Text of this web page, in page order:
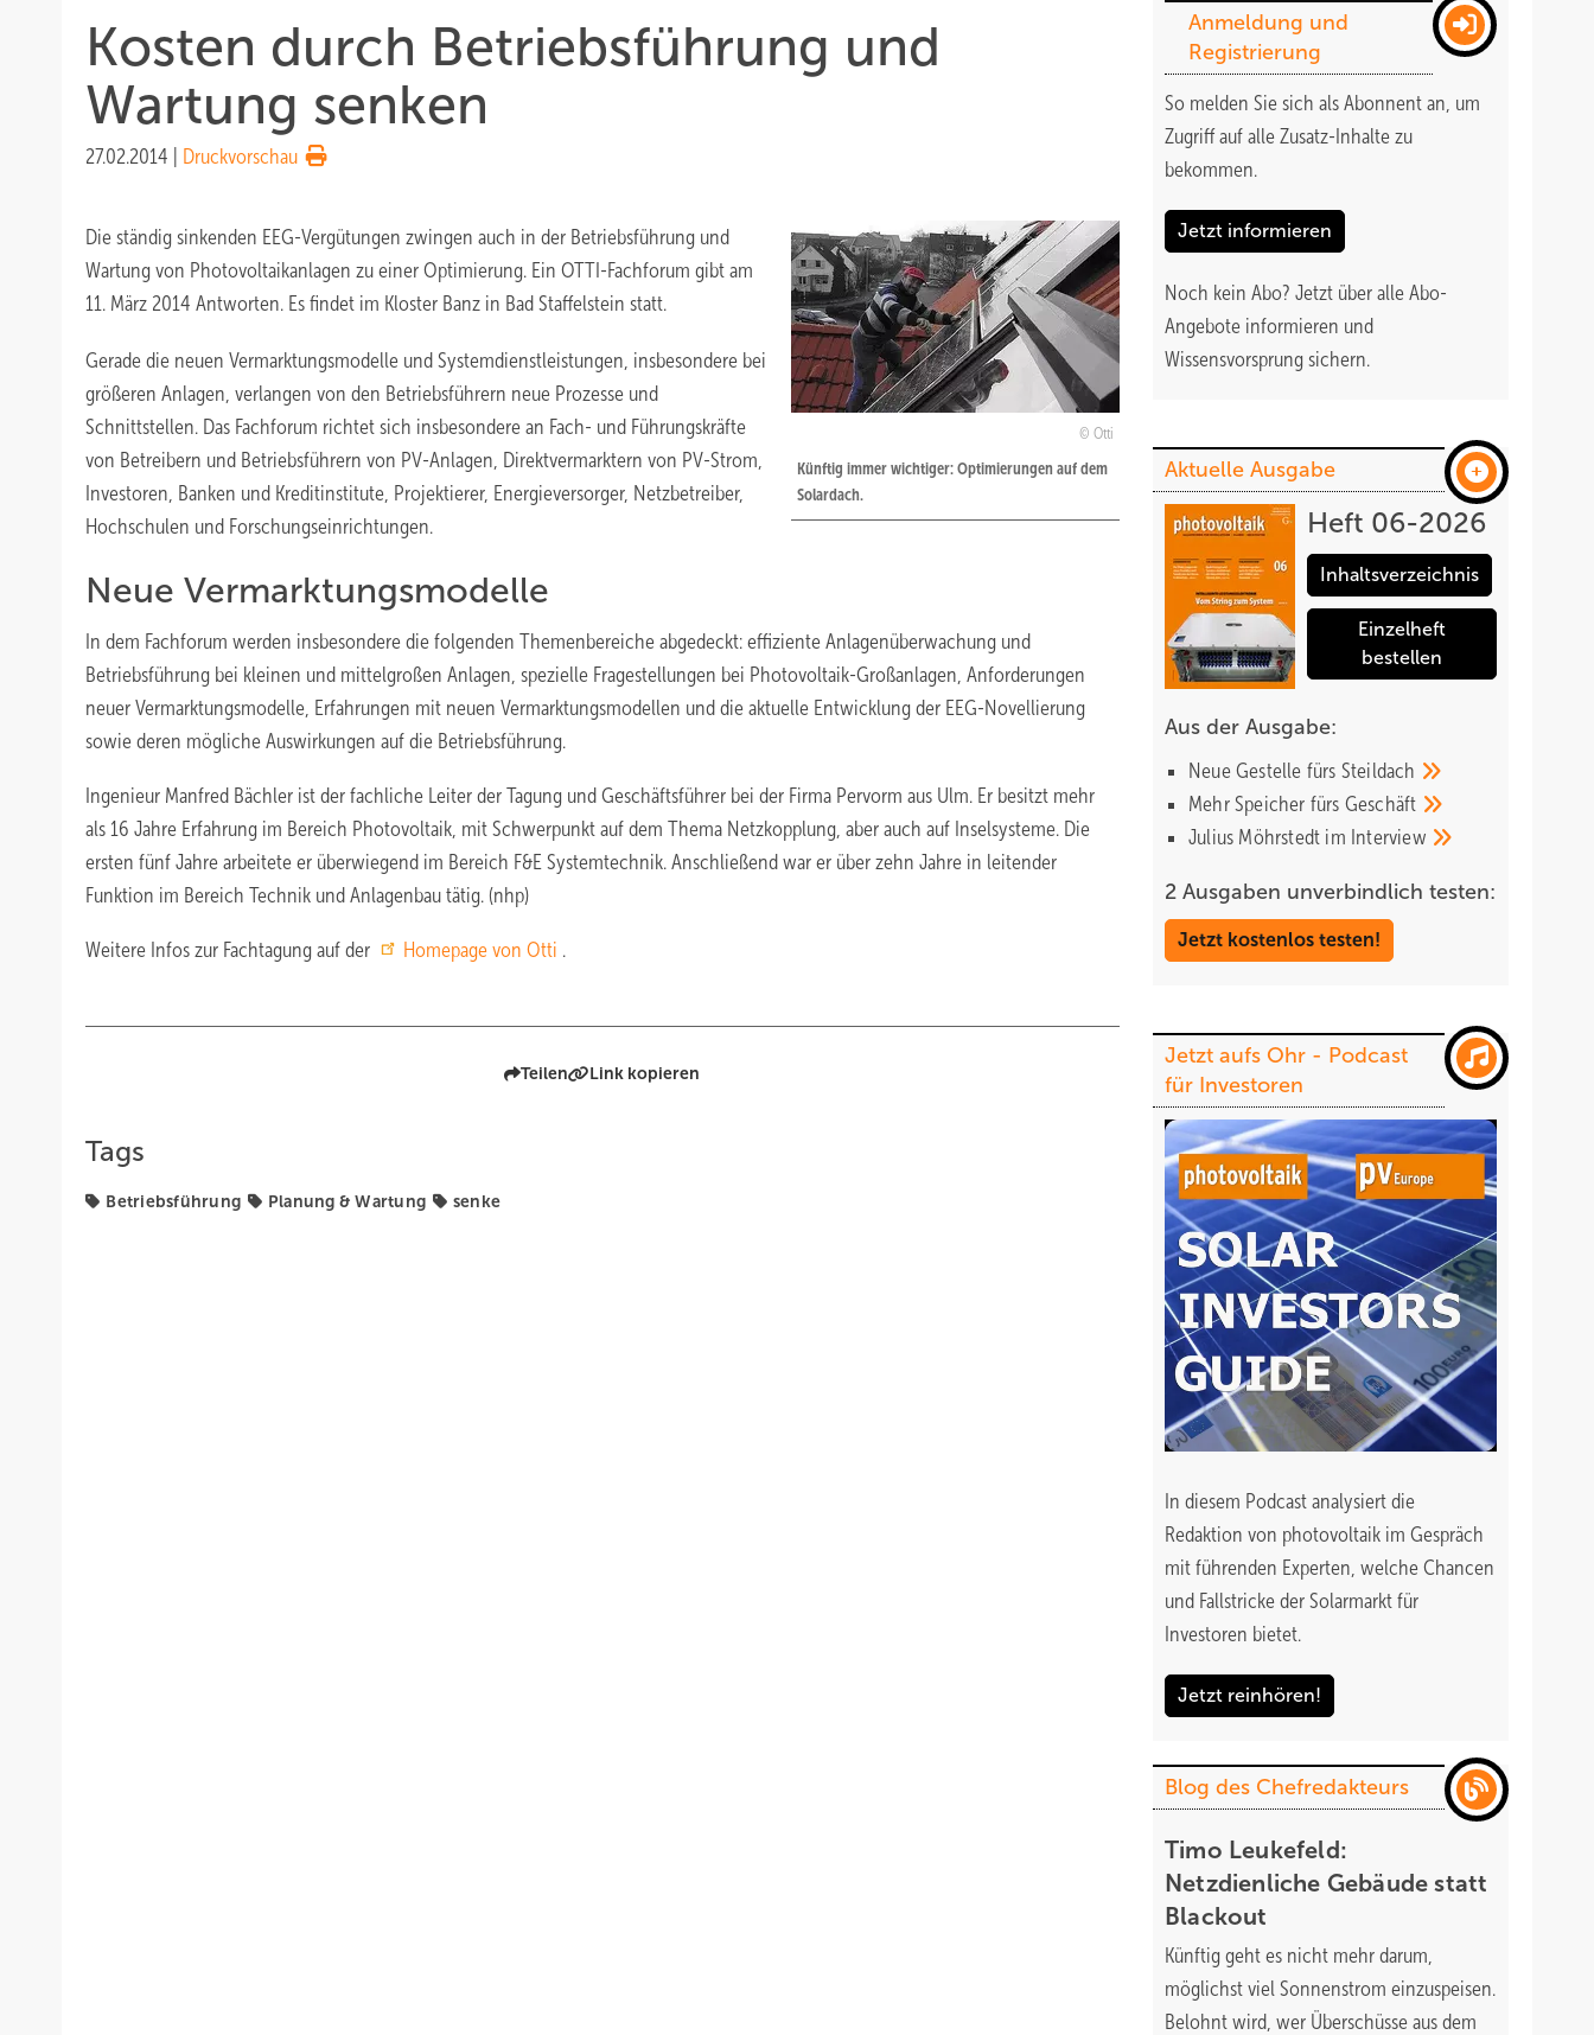
Kosten durch Betriebsführung und
Wartung senken
27.02.2014 Druckvorschau
Otti
Künftig immer wichtiger: Optimierungen auf dem
Solardach.
Die ständig sinkenden EEG-Vergütungen zwingen auch in der Betriebsführung und
Wartung von Photovoltaikanlagen zu einer Optimierung. Ein OTTI-Fachforum gibt am
11. März 2014 Antworten. Es findet im Kloster Banz in Bad Staffelstein statt.
Gerade die neuen Vermarktungsmodelle und Systemdienstleistungen, insbesondere bei
größeren Anlagen, verlangen von den Betriebsführern neue Prozesse und
Schnittstellen. Das Fachforum richtet sich insbesondere an Fach- und Führungskräfte
von Betreibern und Betriebsführern von PV-Anlagen, Direktvermarktern von PV-Strom,
Investoren, Banken und Kreditinstitute, Projektierer, Energieversorger, Netzbetreiber,
Hochschulen und Forschungseinrichtungen.
Neue Vermarktungsmodelle
In dem Fachforum werden insbesondere die folgenden Themenbereiche abgedeckt: effiziente Anlagenüberwachung und
Betriebsführung bei kleinen und mittelgroßen Anlagen, spezielle Fragestellungen bei Photovoltaik-Großanlagen, Anforderungen
neuer Vermarktungsmodelle, Erfahrungen mit neuen Vermarktungsmodellen und die aktuelle Entwicklung der EEG-Novellierung
sowie deren mögliche Auswirkungen auf die Betriebsführung.
Ingenieur Manfred Bächler ist der fachliche Leiter der Tagung und Geschäftsführer bei der Firma Pervorm aus Ulm. Er besitzt mehr
als 16 Jahre Erfahrung im Bereich Photovoltaik, mit Schwerpunkt auf dem Thema Netzkopplung, aber auch auf Inselsysteme. Die
ersten fünf Jahre arbeitete er überwiegend im Bereich F&E Systemtechnik. Anschließend war er über zehn Jahre in leitender
Funktion im Bereich Technik und Anlagenbau tätig. (nhp)
Weitere Infos zur Fachtagung auf der Homepage von Otti .
Teilen Link kopieren
Tags
Betriebsführung Planung & Wartung senke
Anmeldung und
Registrierung
So melden Sie sich als Abonnent an, um
Zugriff auf alle Zusatz-Inhalte zu
bekommen.
Jetzt informieren
Noch kein Abo? Jetzt über alle Abo-
Angebote informieren und
Wissensvorsprung sichern.
Aktuelle Ausgabe
Heft 06-2026
Inhaltsverzeichnis
Einzelheft
bestellen
Aus der Ausgabe:
Neue Gestelle fürs Steildach
Mehr Speicher fürs Geschäft
Julius Möhrstedt im Interview
2 Ausgaben unverbindlich testen:
Jetzt kostenlos testen!
Jetzt aufs Ohr - Podcast
für Investoren
In diesem Podcast analysiert die
Redaktion von photovoltaik im Gespräch
mit führenden Experten, welche Chancen
und Fallstricke der Solarmarkt für
Investoren bietet.
Jetzt reinhören!
Blog des Chefredakteurs
Timo Leukefeld:
Netzdienliche Gebäude statt
Blackout
Künftig geht es nicht mehr darum,
möglichst viel Sonnenstrom einzuspeisen.
Belohnt wird, wer Überschüsse aus dem